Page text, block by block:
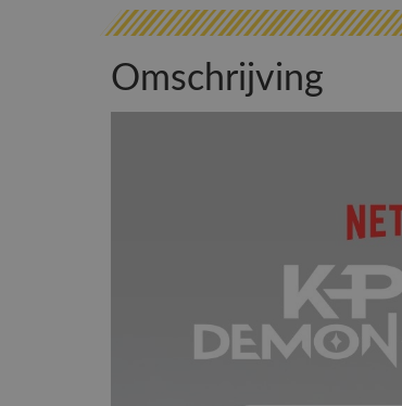
Omschrijving